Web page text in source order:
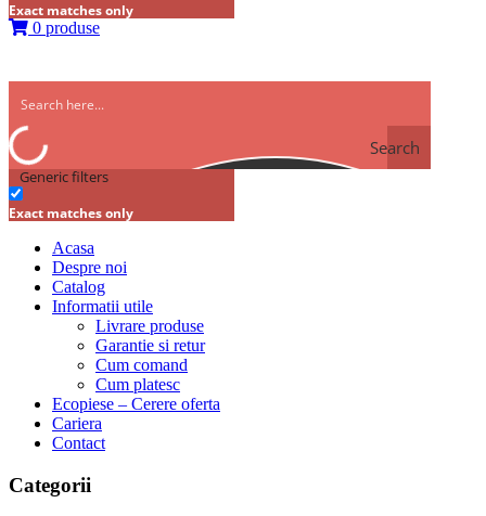
Exact matches only
0 produse
Search
Generic filters
Exact matches only
Acasa
Despre noi
Catalog
Informatii utile
Livrare produse
Garantie si retur
Cum comand
Cum platesc
Ecopiese – Cerere oferta
Cariera
Contact
Categorii